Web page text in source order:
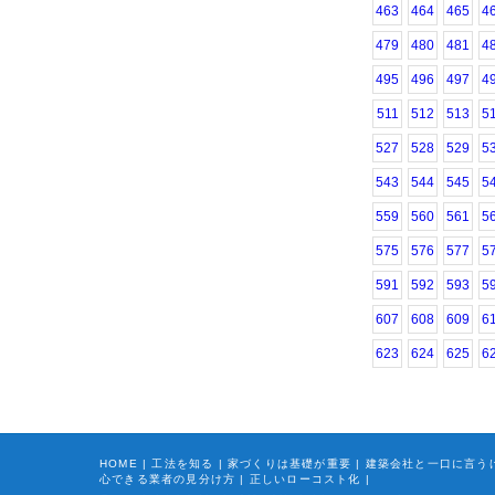
463 464 465
479 480 481
495 496 497
511 512 513
527 528 529
543 544 545
559 560 561
575 576 577
591 592 593
607 608 609
623 624 625
HOME | 工法を知る | 家づくりは基礎が重要 |
建築会社と一口に言う
心できる業者の見分け方 | 正しいローコスト化 |